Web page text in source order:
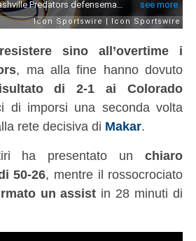
resistere sino all’overtime i
, ma alla fine hanno dovuto
di 2-1 ai Colorado
di imporsi una seconda volta
rete decisiva di Makar.
ha presentato unchiaro
50-26, mentre il rossocrociato
un assist in 28 minuti di